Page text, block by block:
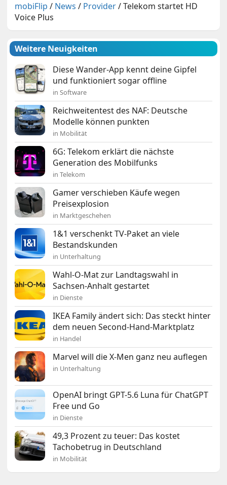
mobiFlip / News / Provider/Telekom startet HD
Voice Plus
Weitere Neuigkeiten
Diese Wander-App kennt deine Gipfel
und funktioniert sogar offline
in Software
Reichweitentest des NAF: Deutsche
Modelle können punkten
in Mobilität
6G: Telekom erklärt die nächste
Generation des Mobilfunks
in Telekom
Gamer verschieben Käufe wegen
Preisexplosion
in Marktgeschehen
1&1 verschenkt TV-Paket an viele
Bestandskunden
in Unterhaltung
Wahl-O-Mat zur Landtagswahl in
Sachsen-Anhalt gestartet
in Dienste
IKEA Family ändert sich: Das steckt hinter
dem neuen Second-Hand-Marktplatz
in Handel
Marvel will die X-Men ganz neu auflegen
in Unterhaltung
OpenAI bringt GPT-5.6 Luna für ChatGPT
Free und Go
in Dienste
49,3 Prozent zu teuer: Das kostet
Tachobetrug in Deutschland
in Mobilität